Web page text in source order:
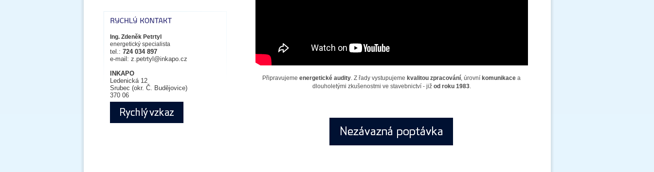
Ing. Zdeněk Petrtyl
energetický specialista
tel.: 724 034 897
e-mail: z.petrtyl@inkapo.cz
INKAPO
Ledenická 12
Srubec (okr. Č. Budějovice)
370 06
Připravujeme energetické audity. Z řady vystupujeme kvalitou zpracování, úrovní komunikace a
dlouholetými zkušenostmi ve stavebnictví - již od roku 1983.